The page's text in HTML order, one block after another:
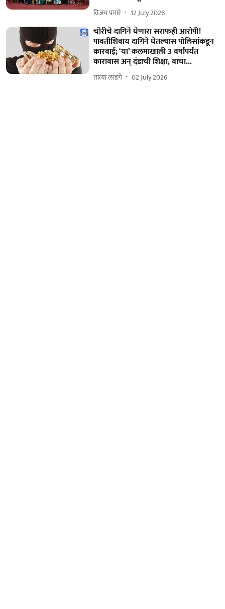
विजय पगारे 12 July 2026
चोरीचे दागिने घेणारा सराफही आरोपी!
पावतीशिवाय दागिने घेतल्यास पोलिसांकडून
कारवाई; ‘या’ कलमाखाली 3 वर्षांपर्यंत
कारावास अन्‌ दंडाची शिक्षा, वाचा...
तात्या लांडगे 02 July 2026